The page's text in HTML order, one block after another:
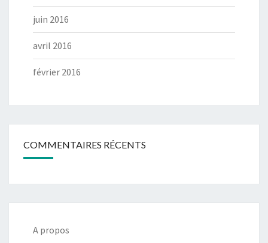
juin 2016
avril 2016
février 2016
COMMENTAIRES RÉCENTS
A propos